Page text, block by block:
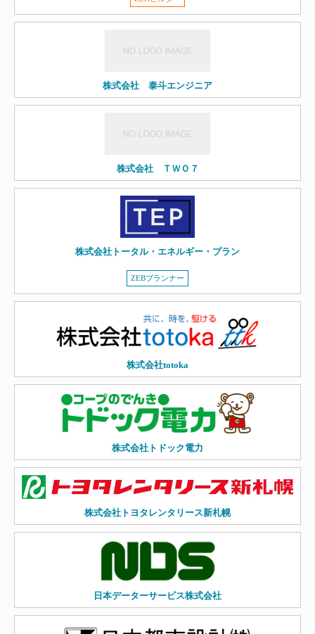
株式会社 泰斗エンジニア
株式会社 ＴＷＯ７
株式会社トータル・エネルギー・プラン
ZEBプランナー
株式会社totoka
株式会社トドック電力
株式会社トヨタレンタリース新札幌
日本データーサービス株式会社